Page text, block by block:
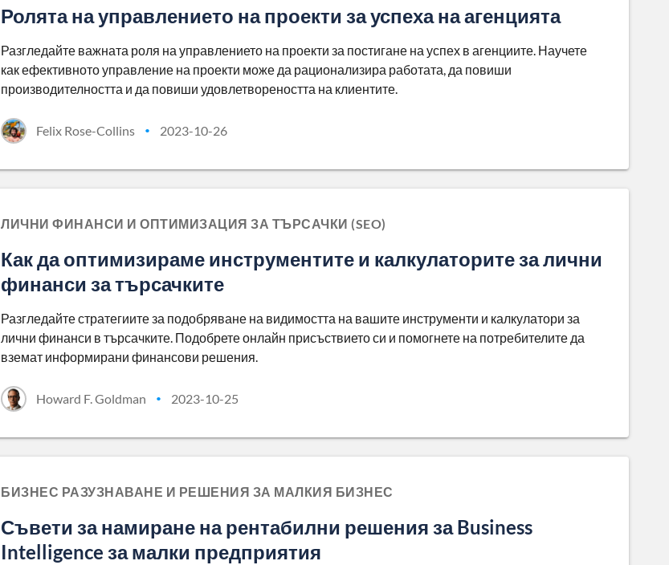
Ролята на управлението на проекти за успеха на агенцията
Разгледайте важната роля на управлението на проекти за постигане на успех в агенциите. Научете
как ефективното управление на проекти може да рационализира работата, да повиши
производителността и да повиши удовлетвореността на клиентите.
Felix Rose-Collins • 2023-10-26
ЛИЧНИ ФИНАНСИ И ОПТИМИЗАЦИЯ ЗА ТЪРСАЧКИ (SEO)
Как да оптимизираме инструментите и калкулаторите за лични
финанси за търсачките
Разгледайте стратегиите за подобряване на видимостта на вашите инструменти и калкулатори за
лични финанси в търсачките. Подобрете онлайн присъствието си и помогнете на потребителите да
вземат информирани финансови решения.
Howard F. Goldman • 2023-10-25
БИЗНЕС РАЗУЗНАВАНЕ И РЕШЕНИЯ ЗА МАЛКИЯ БИЗНЕС
Съвети за намиране на рентабилни решения за Business
Intelligence за малки предприятия